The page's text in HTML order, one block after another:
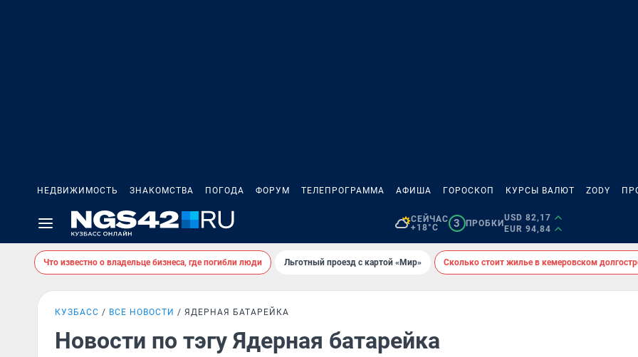
НЕДВИЖИМОСТЬ ЗНАКОМСТВА ПОГОДА ФОРУМ ТЕЛЕПРОГРАММА АФИША ГОРОСКОП КУРСЫ ВАЛЮТ ZODY
СЕЙЧАС
+18°C
3 ПРОБКИ
USD 82,17
EUR 94,84
Что известно о владельце бизнеса, где погибли люди Льготный проезд с картой «Мир» Сколько стоит жилье в кемеровском
КУЗБАСС ВСЕ НОВОСТИ ЯДЕРНАЯ БАТАРЕЙКА
Новости по тэгу Ядерная батарейка